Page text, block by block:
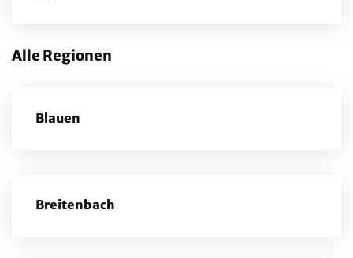
Alle Regionen
Blauen
Breitenbach